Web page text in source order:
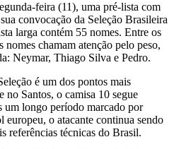
feira (11), uma pré-lista com
convocação da Seleção Brasileira
larga contém 55 nomes. Entre os
nomes chamam atenção pelo peso,
Neymar, Thiago Silva e Pedro.
é um dos pontos mais
no Santos, o camisa 10 segue
um longo período marcado por
europeu, o atacante continua sendo
referências técnicas do Brasil.